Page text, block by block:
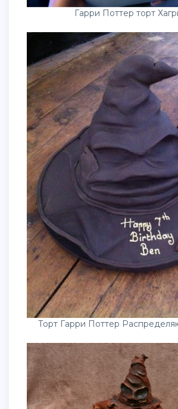
Гарри Поттер торт
Торт Гарри Поттер